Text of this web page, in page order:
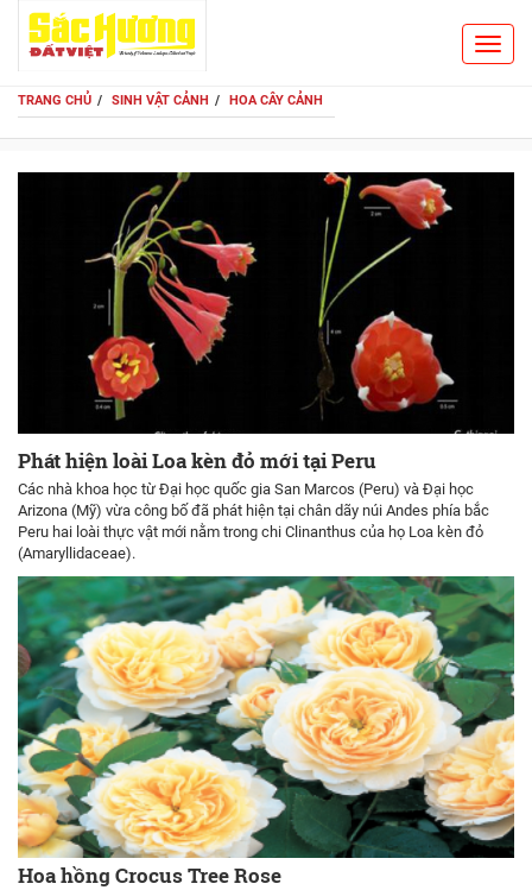
TRANG CHỦ SINH VẬT CẢNH HOA CÂY CẢNH
Phát hiện loài Loa kèn đỏ mới tại Peru
Các nhà khoa học từ Đại học quốc gia San Marcos (Peru) và Đại học
Arizona (Mỹ) vừa công bố đã phát hiện tại chân dãy núi Andes phía bắc
Peru hai loài thực vật mới nằm trong chi Clinanthus của họ Loa kèn đỏ
(Amaryllidaceae).
Hoa hồng Crocus Tree Rose